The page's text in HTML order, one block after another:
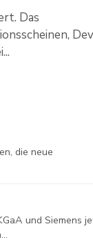
Das
die neue
und Siemens